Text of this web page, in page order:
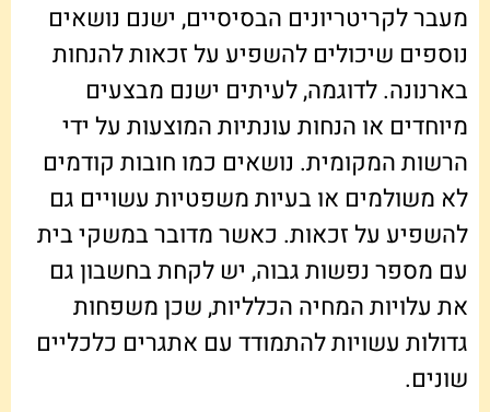
מעבר לקריטריונים הבסיסיים, ישנם נושאים
נוספים שיכולים להשפיע על זכאות להנחות
בארנונה. לדוגמה, לעיתים ישנם מבצעים
מיוחדים או הנחות עונתיות המוצעות על ידי
הרשות המקומית. נושאים כמו חובות קודמים
לא משולמים או בעיות משפטיות עשויים גם
להשפיע על זכאות. כאשר מדובר במשקי בית
עם מספר נפשות גבוה, יש לקחת בחשבון גם
את עלויות המחיה הכלליות, שכן משפחות
גדולות עשויות להתמודד עם אתגרים כלכליים
שונים.